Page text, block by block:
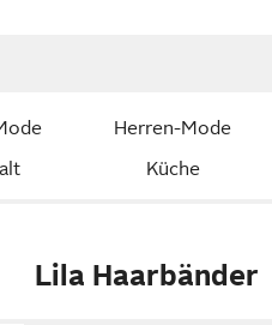
Herren-Mode
Küche
Lila Haarbänder